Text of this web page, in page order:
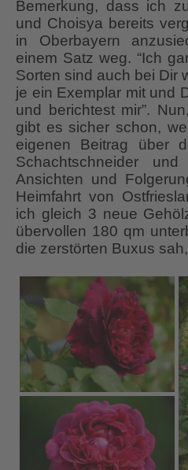
Bemerkung, dass ich
und Choisya bereits
in Oberbayern
einem Satz weg. “Ich
Sorten sind auch bei Dir
je ein Exemplar mit und
und berichtest mir”.
gibt es sicher schon,
eigenen Beitrag über
Schachtschneider
Ansichten und
Heimfahrt von
ich gleich 3 neue
übervollen 180 qm
die zerstörten Buxus